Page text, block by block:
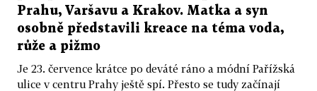
Prahu, Varšavu a Krakov. Matka a syn
osobně představili kreace na téma voda,
růže a pižmo
Je 23. července krátce po deváté ráno a módní Pařížská
ulice v centru Prahy ještě spí. Přesto se tudy začínají